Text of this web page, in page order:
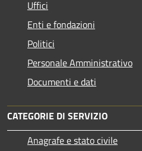
Uffici
Enti e fondazioni
Politici
Personale Amministrativo
Documenti e dati
CATEGORIE DI SERVIZIO
Anagrafe e stato civile